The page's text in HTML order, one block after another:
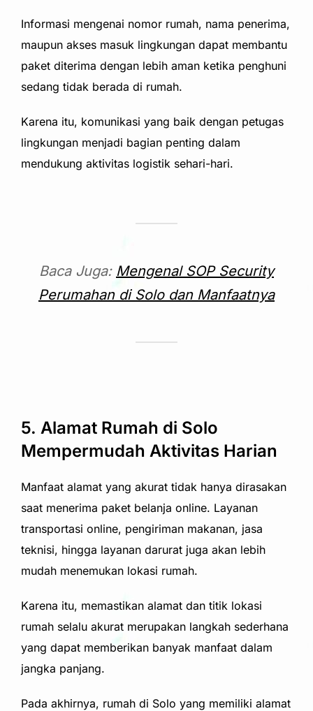
Informasi mengenai nomor rumah, nama penerima,
maupun akses masuk lingkungan dapat membantu
paket diterima dengan lebih aman ketika penghuni
sedang tidak berada di rumah.
Karena itu, komunikasi yang baik dengan petugas
lingkungan menjadi bagian penting dalam
mendukung aktivitas logistik sehari-hari.
Baca Juga: Mengenal SOP Security
Perumahan di Solo dan Manfaatnya
5. Alamat Rumah di Solo
Mempermudah Aktivitas Harian
Manfaat alamat yang akurat tidak hanya dirasakan
saat menerima paket belanja online. Layanan
transportasi online, pengiriman makanan, jasa
teknisi, hingga layanan darurat juga akan lebih
mudah menemukan lokasi rumah.
Karena itu, memastikan alamat dan titik lokasi
rumah selalu akurat merupakan langkah sederhana
yang dapat memberikan banyak manfaat dalam
jangka panjang.
Pada akhirnya, rumah di Solo yang memiliki alamat